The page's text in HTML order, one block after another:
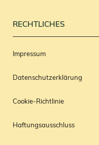
RECHTLICHES
Impressum
Datenschutzerklärung
Cookie-Richtlinie
Haftungsausschluss